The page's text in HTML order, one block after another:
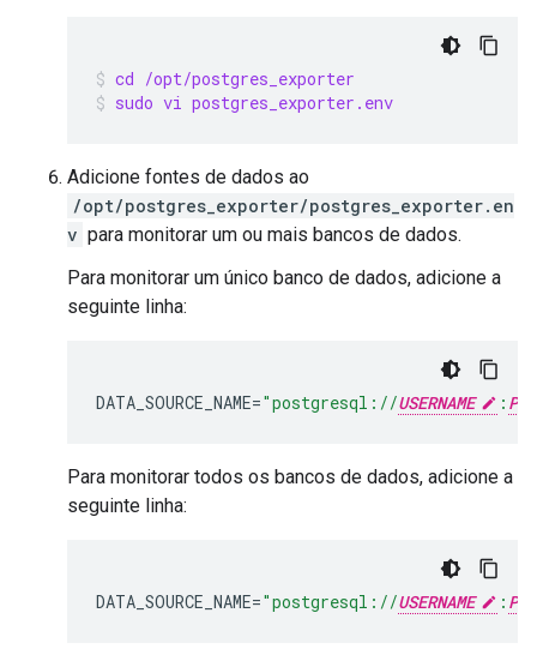
cd /opt/postgres_exporter
sudo vi postgres_exporter.env
Adicione fontes de dados ao
/opt/postgres_exporter/postgres_exporter.en
v para monitorar um ou mais bancos de dados.
Para monitorar um único banco de dados, adicione a
seguinte linha:
DATA_SOURCE_NAME="postgresql://USERNAME :
Para monitorar todos os bancos de dados, adicione a
seguinte linha:
DATA_SOURCE_NAME="postgresql://USERNAME :